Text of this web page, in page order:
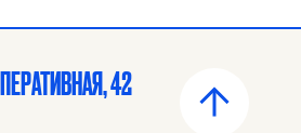
42